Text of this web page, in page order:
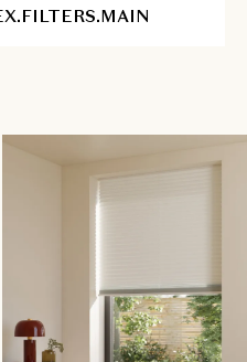
draai-kiepramen,